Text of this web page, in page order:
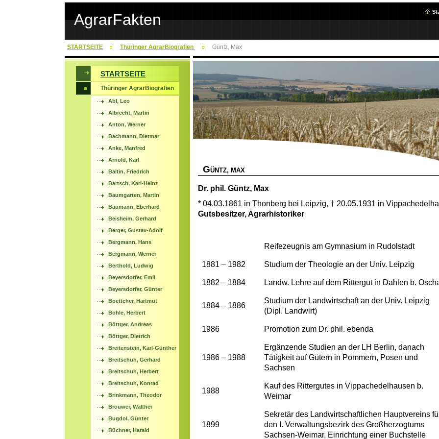
AgrarFakten
STARTSEITE Thüringer AgrarBiografien Güntz, Max
GÜNTZ, MAX
Dr. phil. Güntz, Max
* 04.03.1861 in Thonberg bei Leipzig, † 20.05.1931 in
Gutsbesitzer, Agrarhistoriker
Reifezeugnis am Gymnasium in Rudolstadt
1881 – 1982 Studium der Theologie an der Univ. Leipzig
1882 – 1884 Landw. Lehre auf dem Rittergut in Dahlen b.
1884 – 1886
Studium der Landwirtschaft an der Univ. Leipzig
(Dipl. Landwirt)
1986 Promotion zum Dr. phil. ebenda
1986 – 1988
Ergänzende Studien an der LH Berlin, danach
Tätigkeit auf Gütern in Pommern, Posen und
Sachsen
1988
Kauf des Rittergutes in Vippachedelhausen b.
Weimar
1899
Sekretär des Landwirtschaftlichen Hauptvereins
den I. Verwaltungsbezirk des Großherzogtums
Sachsen-Weimar, Einrichtung einer Buchstelle
STARTSEITE
Thüringer AgrarBiografien
Abl, Leo
Albrecht, Martin
Anton, Werner
Bachmann, Dietmar
Anke, Manfred
Arnold, Karl
Baltin, Friedrich
Bartsch, Karl-Heinz
Baumgarten, Martin
Baumann, Eberhard
Beisheim, Gerhard
Berger, Gustav-Adolf
Bergmann, Hans
Bergmann, Werner
Berthold, Ludwig
Beyersdorfer, Emil
Beyersdorfer, Günter
Boettcher, Hartmut
Bohle, Herbert
Böttger, Andreas
Böttger, Dietrich
Breitenstein, Karl-Günther
Breitschuh, Gerhard
Breitschuh, Herbert
Breitschuh, Konrad
Brinkmann, Theodor
Brouwer, Walther
Bugdol, Günter
Büchner, Harald